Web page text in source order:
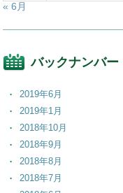
« 6月
バックナンバー
2019年6月
2019年1月
2018年10月
2018年9月
2018年8月
2018年7月